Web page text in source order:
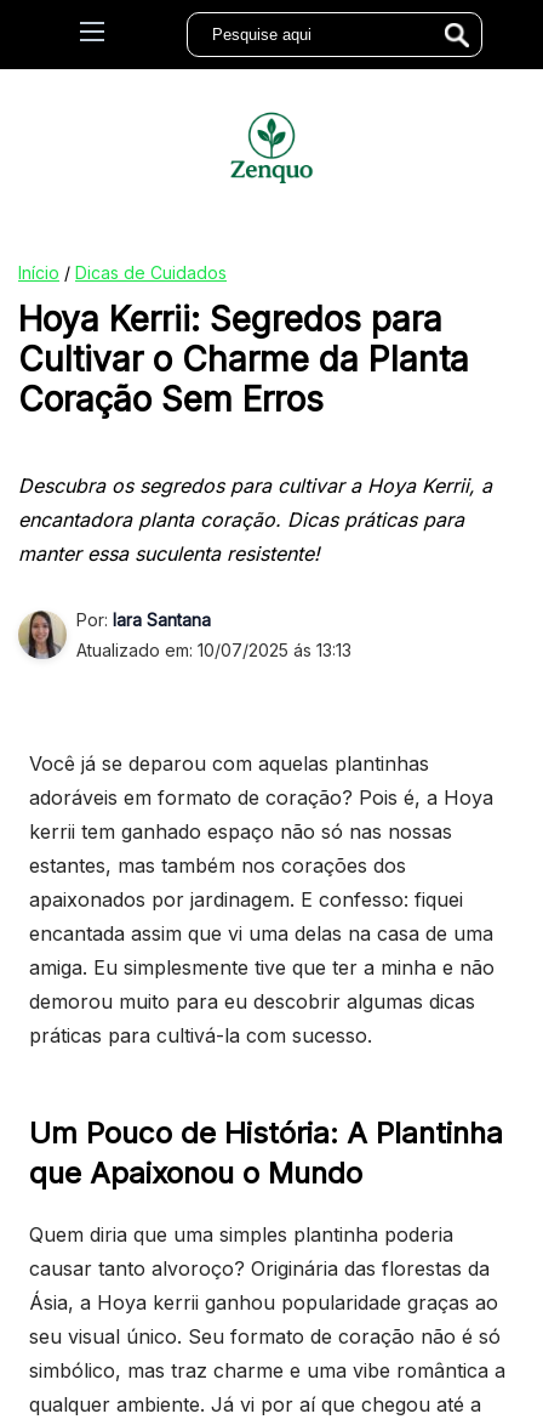
Início / Dicas de Cuidados
Hoya Kerrii: Segredos para
Cultivar o Charme da Planta
Coração Sem Erros
Descubra os segredos para cultivar a Hoya Kerrii, a
encantadora planta coração. Dicas práticas para
manter essa suculenta resistente!
Por: Iara Santana
Atualizado em: 10/07/2025 ás 13:13
Você já se deparou com aquelas plantinhas
adoráveis em formato de coração? Pois é, a Hoya
kerrii tem ganhado espaço não só nas nossas
estantes, mas também nos corações dos
apaixonados por jardinagem. E confesso: fiquei
encantada assim que vi uma delas na casa de uma
amiga. Eu simplesmente tive que ter a minha e não
demorou muito para eu descobrir algumas dicas
práticas para cultivá-la com sucesso.
Um Pouco de História: A Plantinha
que Apaixonou o Mundo
Quem diria que uma simples plantinha poderia
causar tanto alvoroço? Originária das florestas da
Ásia, a Hoya kerrii ganhou popularidade graças ao
seu visual único. Seu formato de coração não é só
simbólico, mas traz charme e uma vibe romântica a
qualquer ambiente. Já vi por aí que chegou até a